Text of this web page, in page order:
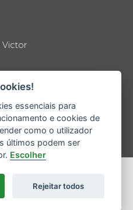
Victor
essenciais para
e cookies de
como o utilizador
últimos podem ser
Escolher
Rejeitar todos